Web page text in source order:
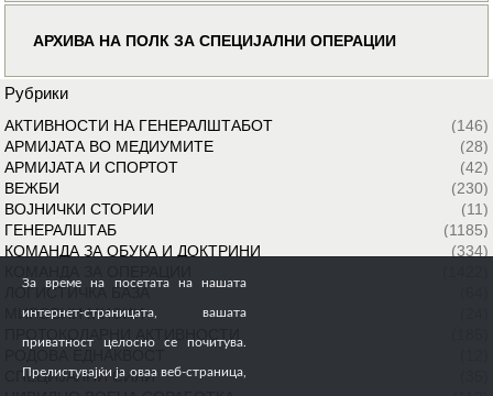
АРХИВА НА ПОЛК ЗА СПЕЦИЈАЛНИ ОПЕРАЦИИ
Рубрики
АКТИВНОСТИ НА ГЕНЕРАЛШТАБОТ
(146)
АРМИЈАТА ВО МЕДИУМИТЕ
(28)
АРМИЈАТА И СПОРТОТ
(42)
ВЕЖБИ
(230)
ВОЈНИЧКИ СТОРИИ
(11)
ГЕНЕРАЛШТАБ
(1185)
КОМАНДА ЗА ОБУКА И ДОКТРИНИ
(334)
ЛОГИСТИЧКА БАЗА
МИРОВНИ МИСИИ
СПЕЦИЈАЛНИ СИЛИ
За време на посетата на нашата
интернет-страницата, вашата
приватност целосно се почитува.
Прелистувајќи ја оваа веб-страница,